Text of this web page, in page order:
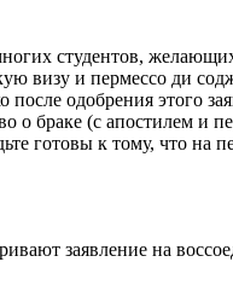
студентов,
визу и пермессо ди
одобрения этого
о браке (с апостилем и
готовы к тому, что на
заявление на